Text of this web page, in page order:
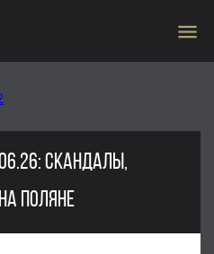
menu
СКАНДАЛЫ,
ПОЛЯНЕ